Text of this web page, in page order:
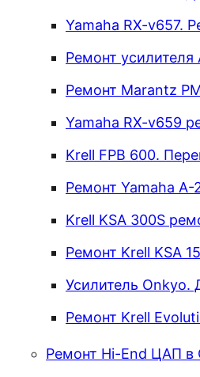
Yamaha RX-v657.
Ремонт усилителя
Ремонт Marantz
Yamaha RX-v659
Krell FPB 600.
Ремонт Yamaha A-
Krell KSA 300S
Ремонт Krell KSA
Усилитель Onkyo.
Ремонт Krell
Ремонт Hi-End ЦАП в